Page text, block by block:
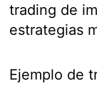
trading de
estrategias
Ejemplo de